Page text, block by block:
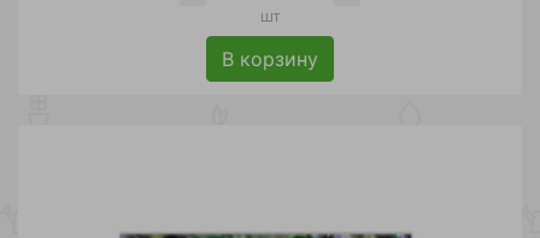
шт
В корзину